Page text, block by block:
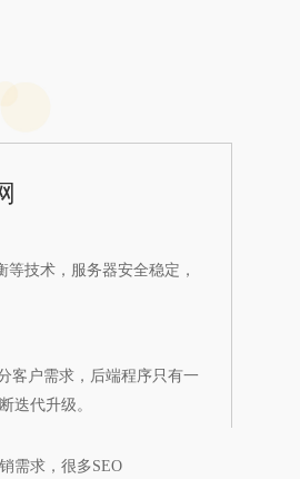
技术，服务器安全稳定，
客户需求，后端程序只有一
迭代升级。
需求，很多SEO